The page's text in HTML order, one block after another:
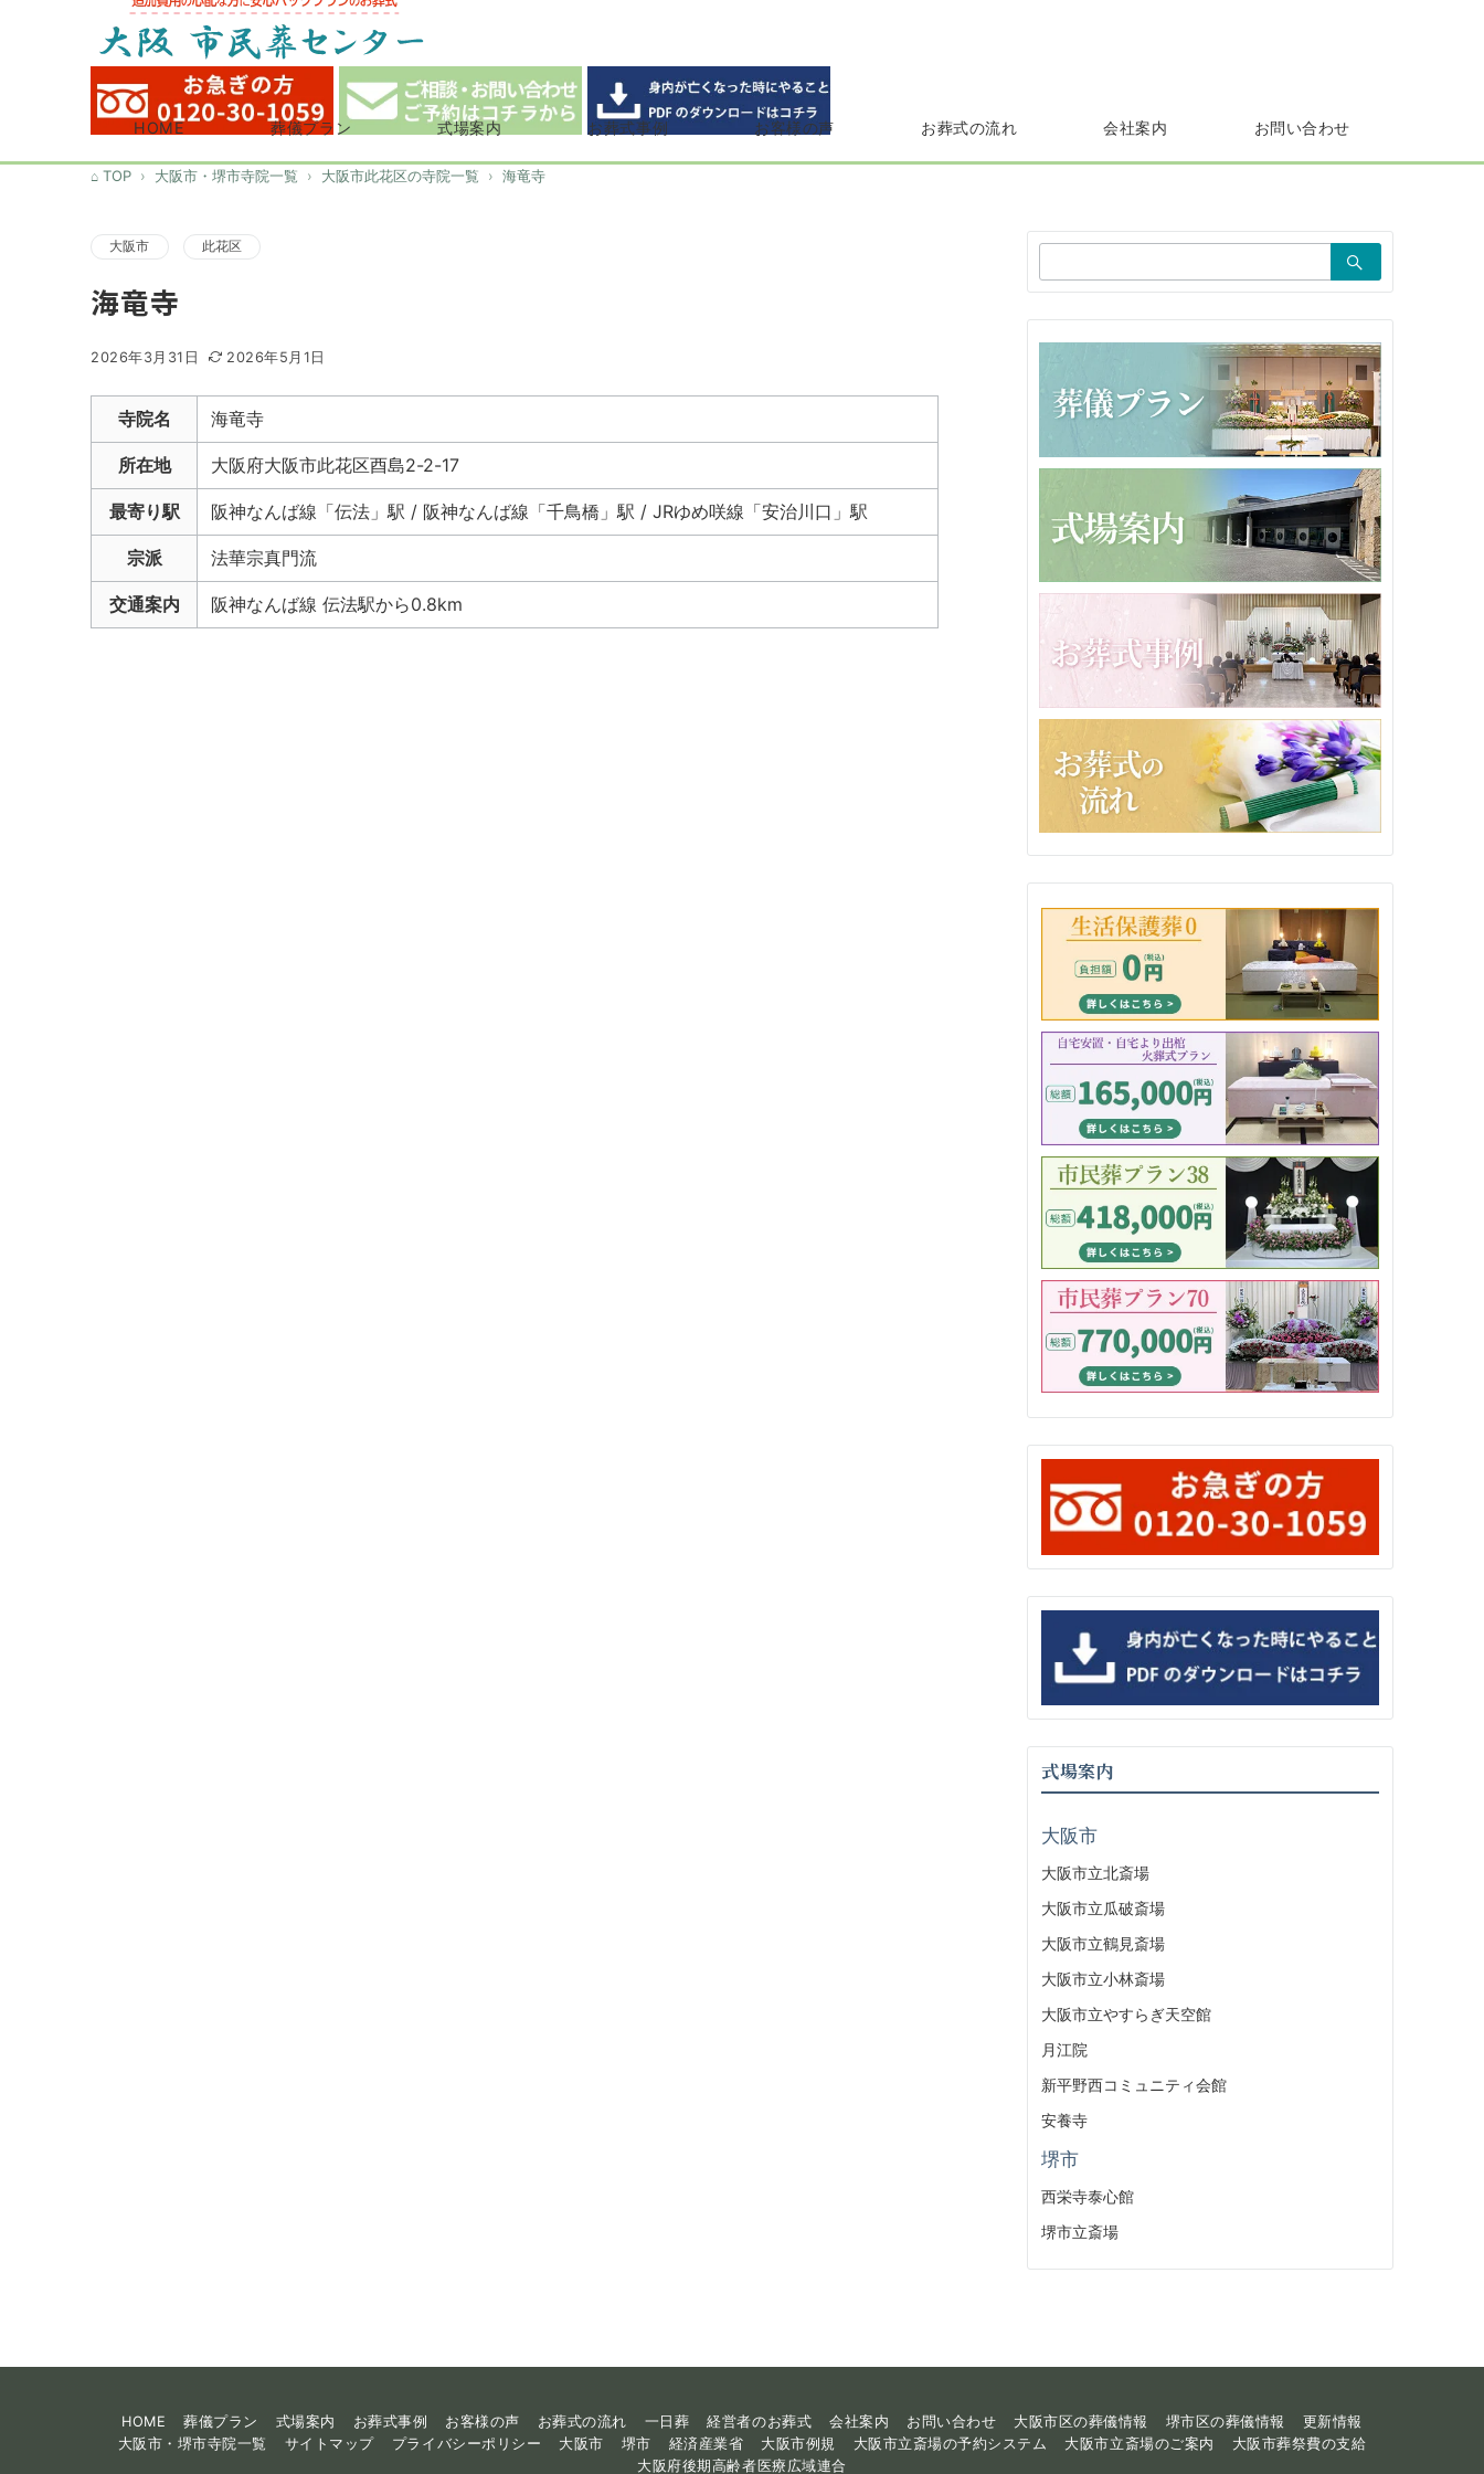
HOME 葬儀プラン 式場案内 お葬式事例 お客様の声 お葬式の流れ 会社案内 お問い合わせ
TOP 大阪市・堺市寺院一覧 大阪市此花区の寺院一覧 海竜寺
大阪市 此花区
海竜寺
2026年3月31日 2026年5月1日
寺院名 海竜寺
所在地 大阪府大阪市此花区酉島2-2-17
最寄り駅 阪神なんば線「伝法」駅 / 阪神なんば線「千鳥橋」駅 / JRゆめ咲線「安治川口」駅
宗派 法華宗真門流
交通案内 阪神なんば線 伝法駅から0.8km
索：
式場案内
大阪市
大阪市立北斎場
大阪市立瓜破斎場
大阪市立鶴見斎場
大阪市立小林斎場
大阪市立やすらぎ天空館
月江院
新平野西コミュニティ会館
安養寺
堺市
西栄寺泰心館
堺市立斎場
HOME 葬儀プラン 式場案内 お葬式事例 お客様の声 お葬式の流れ 一日葬 経営者のお葬式 会社案内 お問い合わせ 大阪市区の葬儀情報 堺市区の葬儀情報
更新情報
大阪市・堺市寺院一覧
サイトマップ プライバシーポリシー 大阪市 堺市 経済産業省 大阪市例規 大阪市立斎場の予約システム 大阪市立斎場のご案内
大阪市葬祭費の支給
大阪府後期高齢者医療広域連合